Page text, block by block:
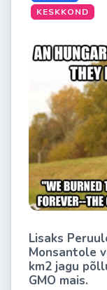
KESKKOND
Lisaks
Monsantole
km2 jagu
GMO mais.